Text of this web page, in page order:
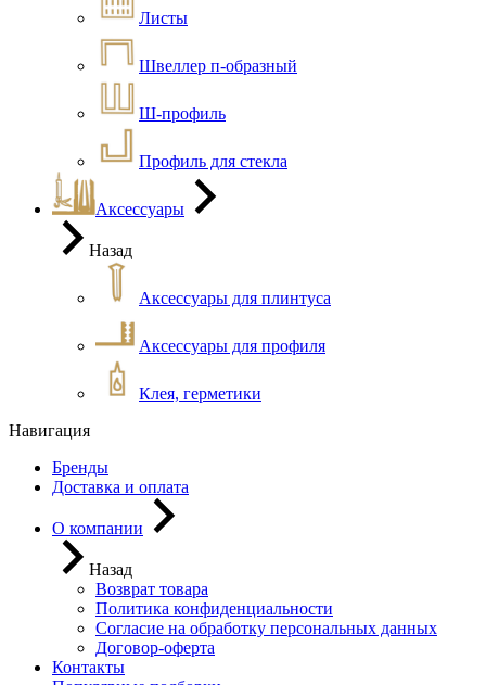
Листы
Швеллер п-образный
Ш-профиль
Профиль для стекла
Аксессуары
Назад
Аксессуары для плинтуса
Аксессуары для профиля
Клея, герметики
Навигация
Бренды
Доставка и оплата
О компании
Назад
Возврат товара
Политика конфиденциальности
Согласие на обработку персональных данных
Договор-оферта
Контакты